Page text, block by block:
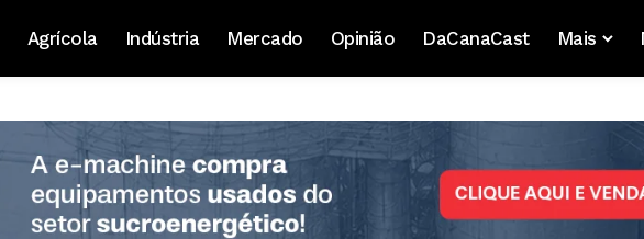
Agrícola Indústria Mercado Opinião DaCanaCast Mais